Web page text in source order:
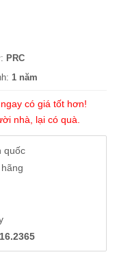
PRC
1 năm
có giá tốt hơn!
nhà, lại có quà.
quốc